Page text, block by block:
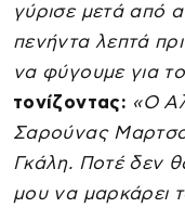
γύρισε μετά από
πενήντα λεπτά
να φύγουμε για
τονίζοντας: «Ο
Σαρούνας
Γκάλη. Ποτέ δεν
μου να μαρκάρει